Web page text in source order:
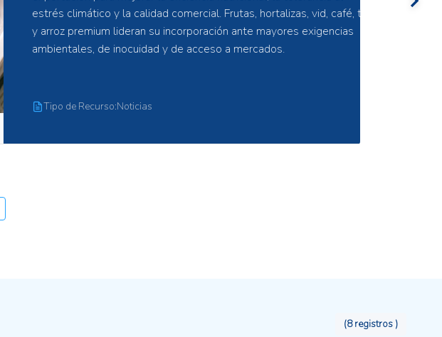
tecnológica, la validación técnica, la integración en los sistemas
y la ejecución comercial determinarán qué empresas
liderar el sector.
Tipo de Recurso:Noticias
(8 registros )